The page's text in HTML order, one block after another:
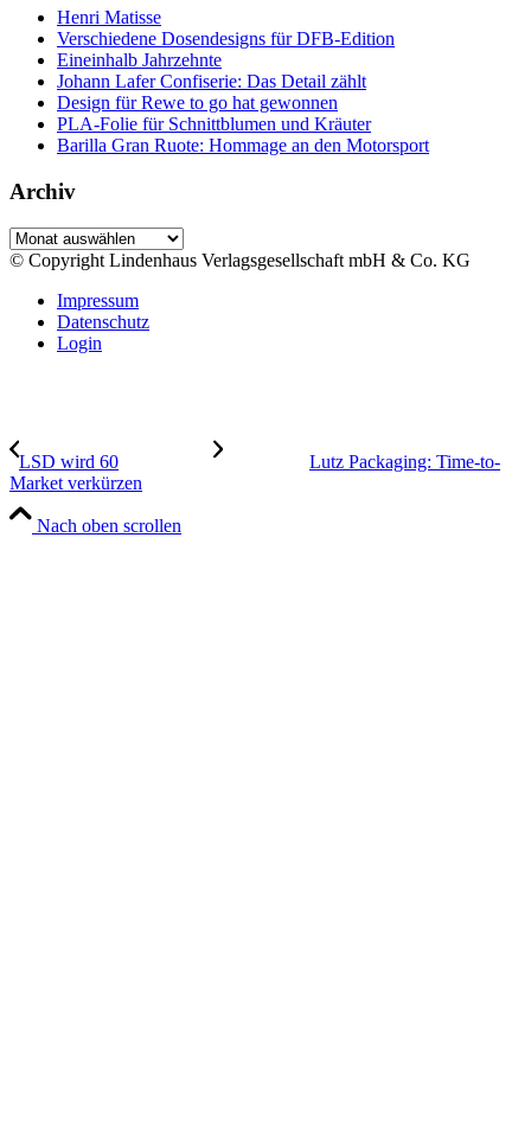
Henri Matisse
Verschiedene Dosendesigns für DFB-Edition
Eineinhalb Jahrzehnte
Johann Lafer Confiserie: Das Detail zählt
Design für Rewe to go hat gewonnen
PLA-Folie für Schnittblumen und Kräuter
Barilla Gran Ruote: Hommage an den Motorsport
Archiv
Archiv
© Copyright Lindenhaus Verlagsgesellschaft mbH & Co. KG
Impressum
Datenschutz
Login
LSD wird 60
Lutz Packaging: Time-to-
Market verkürzen
Nach oben scrollen